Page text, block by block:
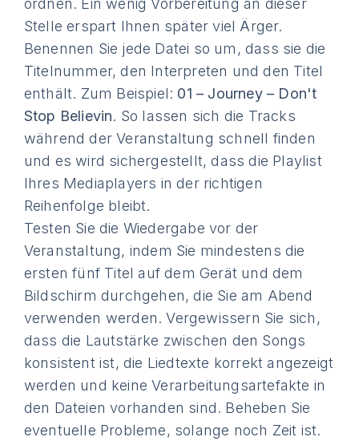
ordnen. Ein wenig Vorbereitung an dieser
Stelle erspart Ihnen später viel Ärger.
Benennen Sie jede Datei so um, dass sie die
Titelnummer, den Interpreten und den Titel
enthält. Zum Beispiel: 01 – Journey – Don't
Stop Believin. So lassen sich die Tracks
während der Veranstaltung schnell finden
und es wird sichergestellt, dass die Playlist
Ihres Mediaplayers in der richtigen
Reihenfolge bleibt.
Testen Sie die Wiedergabe vor der
Veranstaltung, indem Sie mindestens die
ersten fünf Titel auf dem Gerät und dem
Bildschirm durchgehen, die Sie am Abend
verwenden werden. Vergewissern Sie sich,
dass die Lautstärke zwischen den Songs
konsistent ist, die Liedtexte korrekt angezeigt
werden und keine Verarbeitungsartefakte in
den Dateien vorhanden sind. Beheben Sie
eventuelle Probleme, solange noch Zeit ist.